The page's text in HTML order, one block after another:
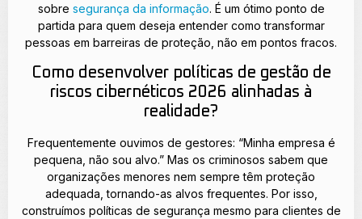
sobre segurança da informação. É um ótimo ponto de
partida para quem deseja entender como transformar
pessoas em barreiras de proteção, não em pontos fracos.
Como desenvolver políticas de gestão de
riscos cibernéticos 2026 alinhadas à
realidade?
Frequentemente ouvimos de gestores: “Minha empresa é
pequena, não sou alvo.” Mas os criminosos sabem que
organizações menores nem sempre têm proteção
adequada, tornando-as alvos frequentes. Por isso,
construímos políticas de segurança mesmo para clientes de